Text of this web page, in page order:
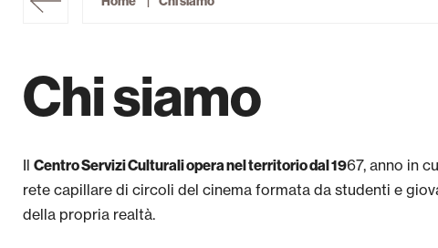
Chi siamo
Il Centro Servizi Culturali opera nel territorio dal 1967, anno in
rete capillare di circoli del cinema formata da studenti e
della propria realtà.